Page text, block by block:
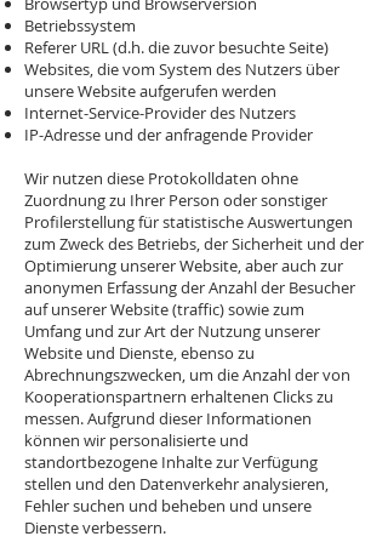
Betriebssystem
Referer URL (d.h. die zuvor besuchte Seite)
Websites, die vom System des Nutzers über
unsere Website aufgerufen werden
Internet-Service-Provider des Nutzers
IP-Adresse und der anfragende Provider
Wir nutzen diese Protokolldaten ohne
Zuordnung zu Ihrer Person oder sonstiger
Profilerstellung für statistische Auswertungen
zum Zweck des Betriebs, der Sicherheit und der
Optimierung unserer Website, aber auch zur
anonymen Erfassung der Anzahl der Besucher
auf unserer Website (traffic) sowie zum
Umfang und zur Art der Nutzung unserer
Website und Dienste, ebenso zu
Abrechnungszwecken, um die Anzahl der von
Kooperationspartnern erhaltenen Clicks zu
messen. Aufgrund dieser Informationen
können wir personalisierte und
standortbezogene Inhalte zur Verfügung
stellen und den Datenverkehr analysieren,
Fehler suchen und beheben und unsere
Dienste verbessern.